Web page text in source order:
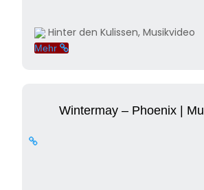
Hinter den Kulissen, Musikvideo
Mehr
Wintermay – Phoenix |